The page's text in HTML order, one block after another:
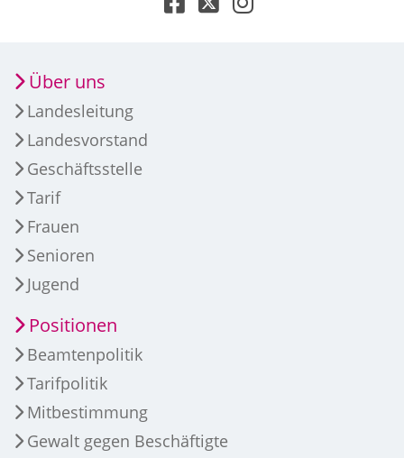
Über uns
Landesleitung
Landesvorstand
Geschäftsstelle
Tarif
Frauen
Senioren
Jugend
Positionen
Beamtenpolitik
Tarifpolitik
Mitbestimmung
Gewalt gegen Beschäftigte